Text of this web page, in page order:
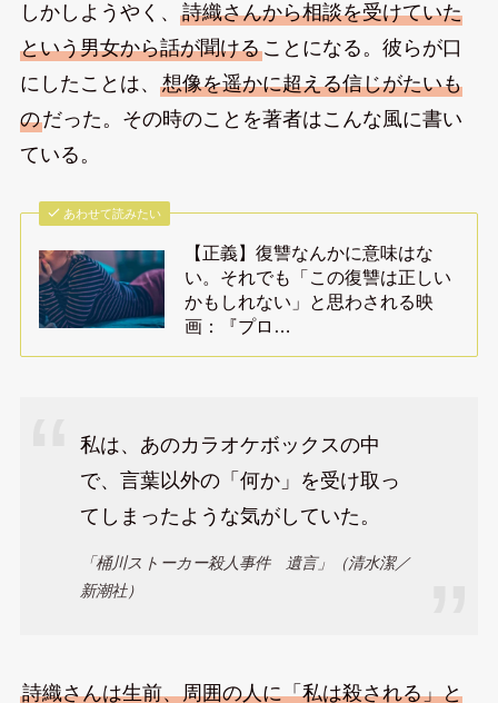
しかしようやく、 詩織さんから相談を受けていた
という男女から話が聞けることになる。彼らが口
にしたことは、 想像を遥かに超える信じがたいも
のだった。その時のことを著者はこんな風に書い
ている。
あわせて読みたい
【正義】復讐なんかに意味はな
い。それでも「この復讐は正しい
かもしれない」と思わされる映
画：『プロ…
私は、あのカラオケボックスの中
で、言葉以外の「何か」を受け取っ
てしまったような気がしていた。
「桶川ストーカー殺人事件 遺言」（清水潔／
新潮社）
詩織さんは生前、周囲の人に「私は殺される」と